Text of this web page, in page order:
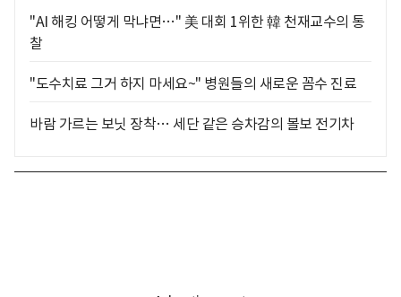
"AI 해킹 어떻게 막냐면…" 美 대회 1위한 韓 천재교수의 통
찰
"도수치료 그거 하지 마세요~" 병원들의 새로운 꼼수 진료
바람 가르는 보닛 장착… 세단 같은 승차감의 볼보 전기차